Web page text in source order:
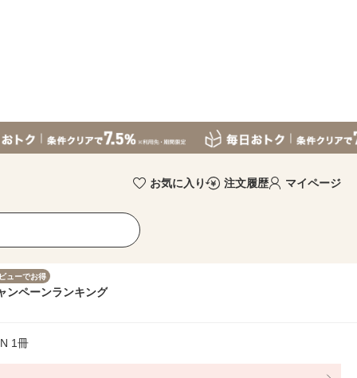
お気に入り 注文履歴 マイページ
ューでお得
ンペーンランキング
1冊